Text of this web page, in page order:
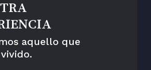
aquello que